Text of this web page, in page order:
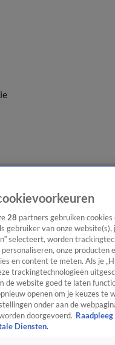
28 partners gebruiken
gebruiker van onze
selecteert, worden
onze
en content te meten. Als je
trackingtechnologieën
de website goed te laten
openen om je keuzes te
onder aan de
doorgevoerd.
Diensten.